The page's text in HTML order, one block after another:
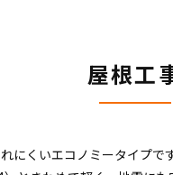
屋根工
にくいエコノミータイプです